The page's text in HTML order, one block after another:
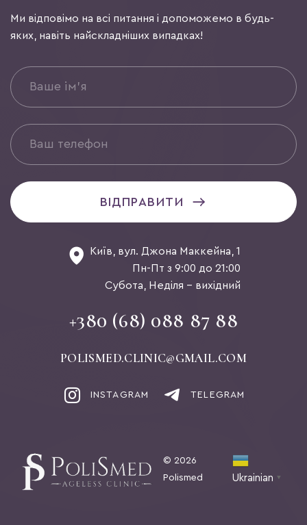
Ми відповімо на всі питання і допоможемо в будь-
яких, навіть найскладніших випадках!
ВІДПРАВИТИ
Київ, вул. Джона Маккейна, 1
Пн-Пт з 9:00 до 21:00
Субота, Неділя - вихідний
+380 (68) 088 87 88
POLISMED.CLINIC@GMAIL.COM
INSTAGRAM TELEGRAM
© 2026
Polismed
Ukrainian ▼